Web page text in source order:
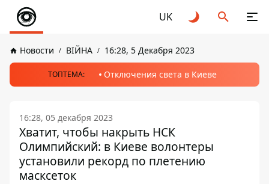
UK
Новости ВІЙНА 16:28, 5 Декабря 2023
ТОПТЕМА: Отключения света в Киеве
16:28, 05 декабря 2023
Хватит, чтобы накрыть НСК
Олимпийский: в Киеве волонтеры
установили рекорд по плетению
масксеток